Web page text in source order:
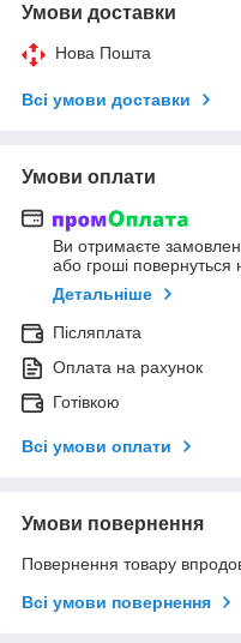
Умови доставки
Нова Пошта
Всі умови доставки
Умови оплати
Ви отримаєте
або гроші повернуться
Детальніше
Післяплата
Оплата на рахунок
Готівкою
Всі умови оплати
Умови повернення
Повернення товару
Всі умови повернення